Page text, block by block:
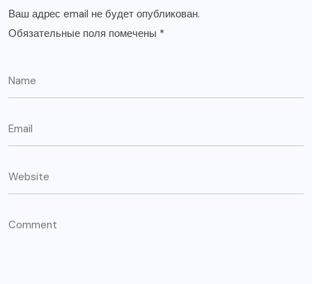
Ваш адрес email не будет опубликован.
Обязательные поля помечены *